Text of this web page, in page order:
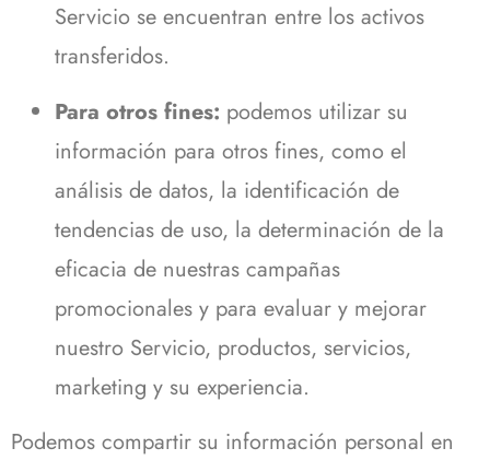
Servicio se encuentran entre los activos
transferidos.
Para otros fines: podemos utilizar su
información para otros fines, como el
análisis de datos, la identificación de
tendencias de uso, la determinación de la
eficacia de nuestras campañas
promocionales y para evaluar y mejorar
nuestro Servicio, productos, servicios,
marketing y su experiencia.
Podemos compartir su información personal en